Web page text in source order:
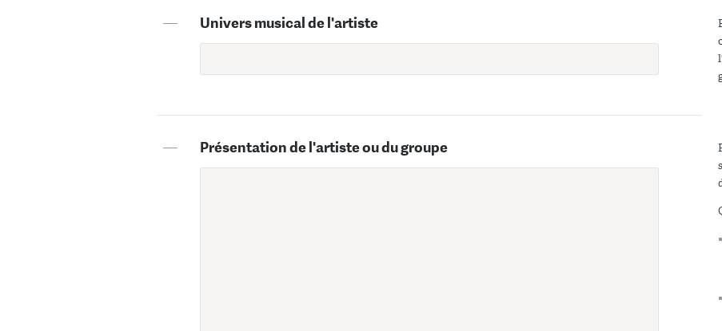
— Univers musical de l'artiste
— Présentation de l'artiste ou du groupe